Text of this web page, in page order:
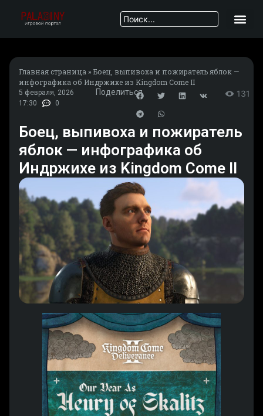
Главная страница » Боец, выпивоха и пожиратель яблок —
инфографика об Индржихе из Kingdom Come II
5 февраля, 2026
17:30
0
Поделиться 131
Боец, выпивоха и пожиратель
яблок — инфографика об
Индржихе из Kingdom Come II